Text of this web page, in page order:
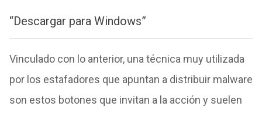
“Descargar para Windows”
Vinculado con lo anterior, una técnica muy utilizada
por los estafadores que apuntan a distribuir malware
son estos botones que invitan a la acción y suelen